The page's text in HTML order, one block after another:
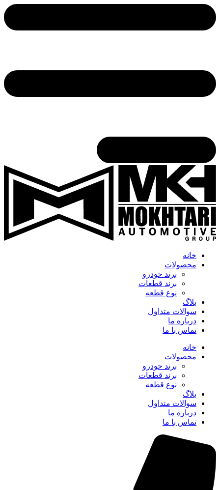
خانه
محصولات
برند خودرو
برند قطعات
نوع قطعه
بلاگ
سوالات متداول
درباره ما
تماس با ما
خانه
محصولات
برند خودرو
برند قطعات
نوع قطعه
بلاگ
سوالات متداول
درباره ما
تماس با ما